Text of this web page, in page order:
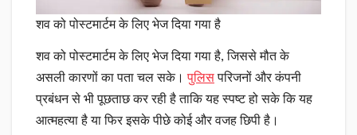
शव को पोस्टमार्टम के लिए भेज दिया गया है
शव को पोस्टमार्टम के लिए भेज दिया गया है, जिससे मौत के
असली कारणों का पता चल सके।पुलिसपरिजनों और कंपनी
प्रबंधन से भी पूछताछ कर रही है ताकि यह स्पष्ट हो सके कि यह
आत्महत्या है या फिर इसके पीछे कोई और वजह छिपी है।